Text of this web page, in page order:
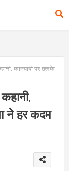
कामयाबी पर छलके
ने हर कदम